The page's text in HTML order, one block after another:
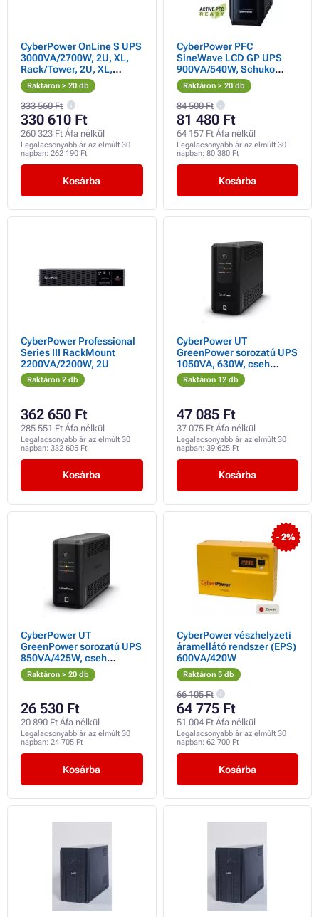
CyberPower OnLine S UPS
3000VA/2700W, 2U, XL,
Rack/Tower, 2U, XL,
Rack/Tower
Raktáron > 20 db
333 560 Ft
330 610 Ft
260 323 Ft Áfa nélkül
Legalacsonyabb ár az elmúlt 30
napban: 262 190 Ft
Kosárba
CyberPower PFC
SineWave LCD GP UPS
900VA/540W, Schuko
aljzatokkal
Raktáron > 20 db
84 500 Ft
81 480 Ft
64 157 Ft Áfa nélkül
Legalacsonyabb ár az elmúlt 30
napban: 80 380 Ft
Kosárba
CyberPower Professional
Series III RackMount
2200VA/2200W, 2U
Raktáron 2 db
362 650 Ft
285 551 Ft Áfa nélkül
Legalacsonyabb ár az elmúlt 30
napban: 332 605 Ft
Kosárba
CyberPower UT
GreenPower sorozatú UPS
1050VA, 630W, cseh
aljzatokkal
Raktáron 12 db
47 085 Ft
37 075 Ft Áfa nélkül
Legalacsonyabb ár az elmúlt 30
napban: 39 625 Ft
Kosárba
CyberPower UT
GreenPower sorozatú UPS
850VA/425W, cseh
aljzatokkal
Raktáron > 20 db
26 530 Ft
20 890 Ft Áfa nélkül
Legalacsonyabb ár az elmúlt 30
napban: 24 705 Ft
Kosárba
- 2%
CyberPower vészhelyzeti
áramellátó rendszer (EPS)
600VA/420W
Raktáron 5 db
66 105 Ft
64 775 Ft
51 004 Ft Áfa nélkül
Legalacsonyabb ár az elmúlt 30
napban: 62 700 Ft
Kosárba